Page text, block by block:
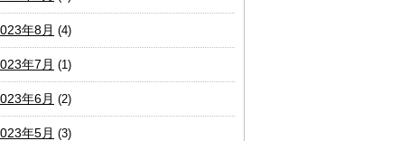
年8月 (4)
年7月 (1)
年6月 (2)
年5月 (3)